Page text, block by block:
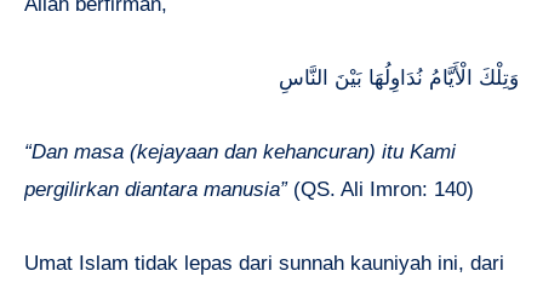
Allah berfirman,
وَتِلْكَ الْأَيَّامُ نُدَاوِلُهَا بَيْنَ النَّاسِ
“Dan masa (kejayaan dan kehancuran) itu Kami
pergilirkan diantara manusia”(QS. Ali Imron: 140)
Umat Islam tidak lepas dari sunnah kauniyah ini, dari